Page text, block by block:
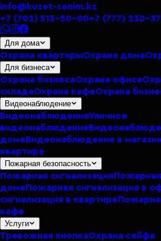
info@kuzet-senim.kz
+7 (702) 515-50-00+7 (777) 230-
Для дома
Охрана квартирыОхрана дома
Для бизнеса
Охрана бизнесаОхрана офиса
складаОхрана кафеОхрана
Видеонаблюдение
ВидеонаблюдениеУличное
видеонаблюдение
домеВидеонаблюдение в
квартире
Пожарная безопасность
Пожарная сигнализацияПожарная
домеПожарная сигнализация в
сигнализация в квартире
кафе
Услуги
Тревожная кнопкаОхрана сейфа